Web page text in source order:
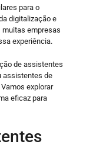
para o
digitalização e
empresas
experiência.
de assistentes
assistentes de
explorar
eficaz para